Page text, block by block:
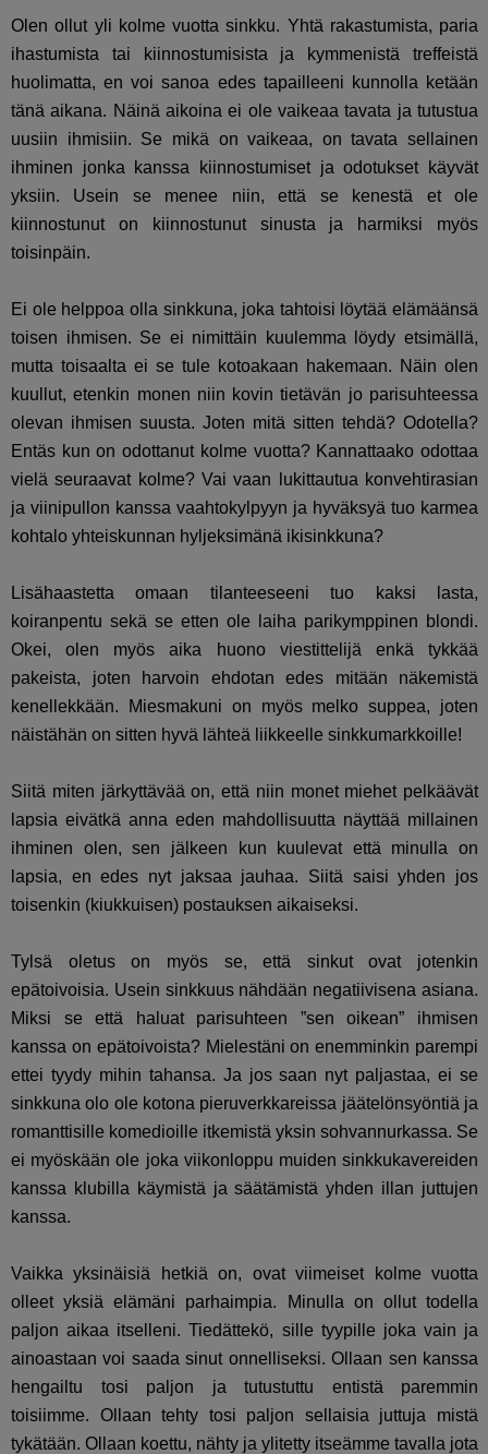
Olen ollut yli kolme vuotta sinkku. Yhtä rakastumista, paria
ihastumista tai kiinnostumisista ja kymmenistä treffeistä
huolimatta, en voi sanoa edes tapailleeni kunnolla ketään
tänä aikana. Näinä aikoina ei ole vaikeaa tavata ja tutustua
uusiin ihmisiin. Se mikä on vaikeaa, on tavata sellainen
ihminen jonka kanssa kiinnostumiset ja odotukset käyvät
yksiin. Usein se menee niin, että se kenestä et ole
kiinnostunut on kiinnostunut sinusta ja harmiksi myös
toisinpäin.
Ei ole helppoa olla sinkkuna, joka tahtoisi löytää elämäänsä
toisen ihmisen. Se ei nimittäin kuulemma löydy etsimällä,
mutta toisaalta ei se tule kotoakaan hakemaan. Näin olen
kuullut, etenkin monen niin kovin tietävän jo parisuhteessa
olevan ihmisen suusta. Joten mitä sitten tehdä? Odotella?
Entäs kun on odottanut kolme vuotta? Kannattaako odottaa
vielä seuraavat kolme? Vai vaan lukittautua konvehtirasian
ja viinipullon kanssa vaahtokylpyyn ja hyväksyä tuo karmea
kohtalo yhteiskunnan hyljeksimänä ikisinkkuna?
Lisähaastetta omaan tilanteeseeni tuo kaksi lasta,
koiranpentu sekä se etten ole laiha parikymppinen blondi.
Okei, olen myös aika huono viestittelijä enkä tykkää
pakeista, joten harvoin ehdotan edes mitään näkemistä
kenellekkään. Miesmakuni on myös melko suppea, joten
näistähän on sitten hyvä lähteä liikkeelle sinkkumarkkoille!
Siitä miten järkyttävää on, että niin monet miehet pelkäävät
lapsia eivätkä anna eden mahdollisuutta näyttää millainen
ihminen olen, sen jälkeen kun kuulevat että minulla on
lapsia, en edes nyt jaksaa jauhaa. Siitä saisi yhden jos
toisenkin (kiukkuisen) postauksen aikaiseksi.
Tylsä oletus on myös se, että sinkut ovat jotenkin
epätoivoisia. Usein sinkkuus nähdään negatiivisena asiana.
Miksi se että haluat parisuhteen ”sen oikean” ihmisen
kanssa on epätoivoista? Mielestäni on enemminkin parempi
ettei tyydy mihin tahansa. Ja jos saan nyt paljastaa, ei se
sinkkuna olo ole kotona pieruverkkareissa jäätelönsyöntiä ja
romanttisille komedioille itkemistä yksin sohvannurkassa. Se
ei myöskään ole joka viikonloppu muiden sinkkukavereiden
kanssa klubilla käymistä ja säätämistä yhden illan juttujen
kanssa.
Vaikka yksinäisiä hetkiä on, ovat viimeiset kolme vuotta
olleet yksiä elämäni parhaimpia. Minulla on ollut todella
paljon aikaa itselleni. Tiedättekö, sille tyypille joka vain ja
ainoastaan voi saada sinut onnelliseksi. Ollaan sen kanssa
hengailtu tosi paljon ja tutustuttu entistä paremmin
toisiimme. Ollaan tehty tosi paljon sellaisia juttuja mistä
tykätään. Ollaan koettu, nähty ja ylitetty itseämme tavalla jota